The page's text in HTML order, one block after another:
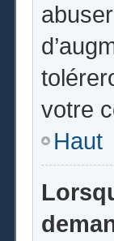
votre
Haut